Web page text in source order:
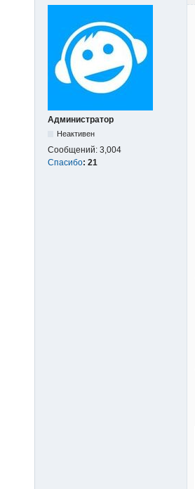
Администратор
Неактивен
Сообщений: 3,004
Спасибо: 21